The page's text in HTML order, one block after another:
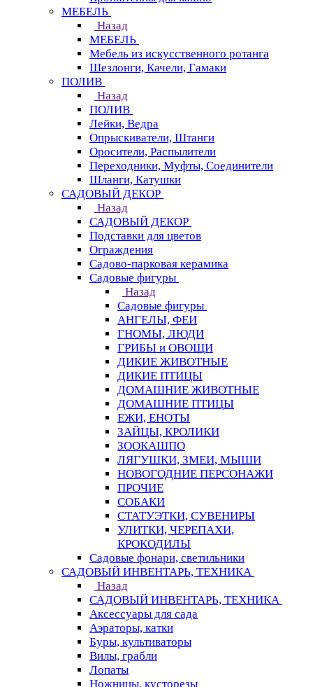
МЕБЕЛЬ
Назад
МЕБЕЛЬ
Мебель из искусственного ротанга
Шезлонги, Качели, Гамаки
ПОЛИВ
Назад
ПОЛИВ
Лейки, Ведра
Опрыскиватели, Штанги
Оросители, Распылители
Переходники, Муфты, Соединители
Шланги, Катушки
САДОВЫЙ ДЕКОР
Назад
САДОВЫЙ ДЕКОР
Подставки для цветов
Ограждения
Садово-парковая керамика
Садовые фигуры
Назад
Садовые фигуры
АНГЕЛЫ, ФЕИ
ГНОМЫ, ЛЮДИ
ГРИБЫ и ОВОЩИ
ДИКИЕ ЖИВОТНЫЕ
ДИКИЕ ПТИЦЫ
ДОМАШНИЕ ЖИВОТНЫЕ
ДОМАШНИЕ ПТИЦЫ
ЕЖИ, ЕНОТЫ
ЗАЙЦЫ, КРОЛИКИ
ЗООКАШПО
ЛЯГУШКИ, ЗМЕИ, МЫШИ
НОВОГОДНИЕ ПЕРСОНАЖИ
ПРОЧИЕ
СОБАКИ
СТАТУЭТКИ, СУВЕНИРЫ
УЛИТКИ, ЧЕРЕПАХИ,
КРОКОДИЛЫ
Садовые фонари, светильники
САДОВЫЙ ИНВЕНТАРЬ, ТЕХНИКА
Назад
САДОВЫЙ ИНВЕНТАРЬ, ТЕХНИКА
Аксессуары для сада
Аэраторы, катки
Буры, культиваторы
Вилы, грабли
Лопаты
Ножницы, кусторезы